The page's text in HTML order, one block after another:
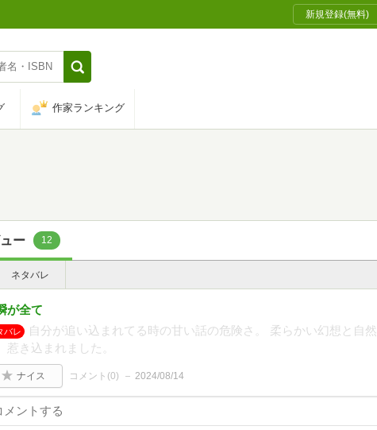
新規登録(無料)
作家ランキング
ー 12
ネタバレ
が全て
バレ
自分が追い込まれてる時の甘い話の危険さ。 柔らかい幻想と自
惹き込まれました。
ナイス コメント(0) 2024/08/14